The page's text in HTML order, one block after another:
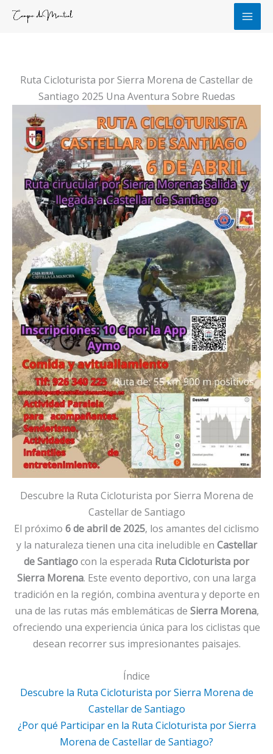
Ruta Cicloturista por Sierra Morena de Castellar de
Santiago 2025 Una Aventura Sobre Ruedas
Descubre la Ruta Cicloturista por Sierra Morena de
Castellar de Santiago
El próximo 6 de abril de 2025, los amantes del ciclismo
y la naturaleza tienen una cita ineludible en Castellar
de Santiagocon la esperada Ruta Cicloturista por
Sierra Morena. Este evento deportivo, con una larga
tradición en la región, combina aventura y deporte en
una de las rutas más emblemáticas de Sierra Morena,
ofreciendo una experiencia única para los ciclistas que
desean recorrer sus impresionantes paisajes.
Índice
Descubre la Ruta Cicloturista por Sierra Morena de
Castellar de Santiago
¿Por qué Participar en la Ruta Cicloturista por Sierra
Morena de Castellar de Santiago?